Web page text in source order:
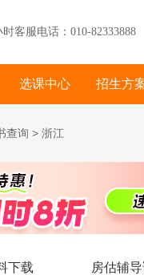
时客服电话：010-82333888
选课中心 招生方
查询 > 浙江
载 房估辅导